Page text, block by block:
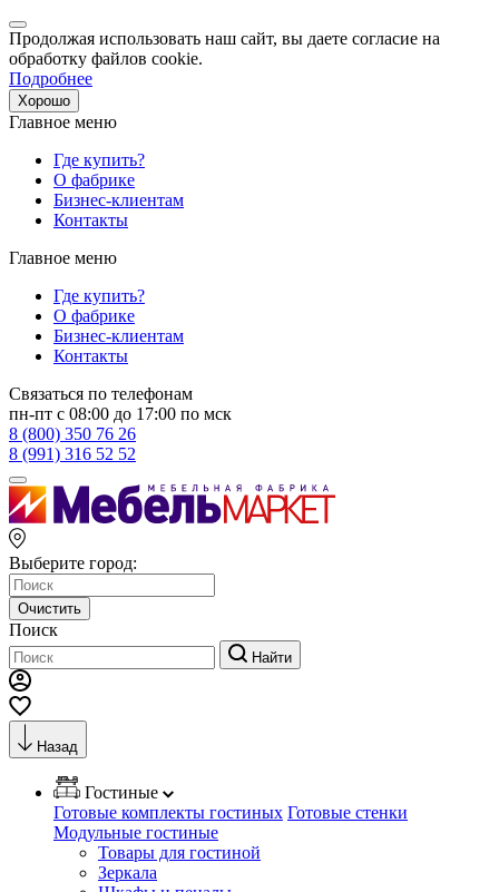
Продолжая использовать наш сайт, вы даете согласие на
обработку файлов cookie.
Подробнее
Хорошо
Главное меню
Где купить?
О фабрике
Бизнес-клиентам
Контакты
Главное меню
Где купить?
О фабрике
Бизнес-клиентам
Контакты
Связаться по телефонам
пн-пт с 08:00 до 17:00 по мск
8 (800) 350 76 26
8 (991) 316 52 52
Выберите город:
Очистить
Поиск
Найти
Назад
Гостиные
Готовые комплекты гостиных Готовые стенки
Модульные гостиные
Товары для гостиной
Зеркала